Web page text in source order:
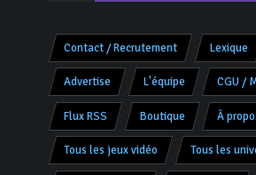
Contact / Recrutement Lexique
Advertise L'équipe CGU /
Flux RSS Boutique À
Tous les jeux vidéo Tous les